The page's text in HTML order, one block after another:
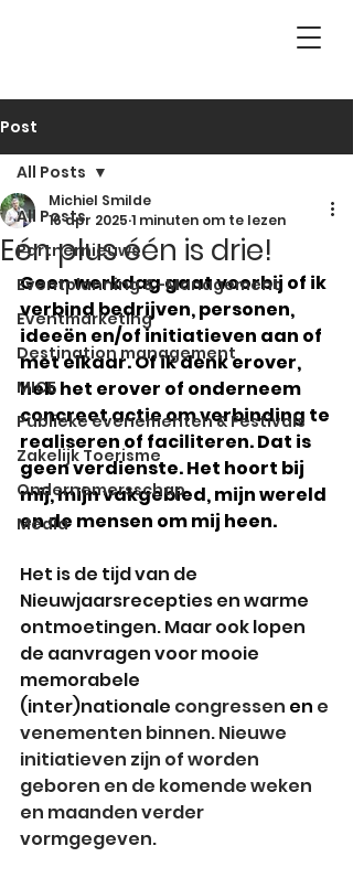
Post
All Posts
Partnernieuws
Eventplanning & -Management
Eventmarketing
Destination management
MICE
Publieke evenementen & Festivals
Zakelijk Toerisme
Ondernemersschap
Media
All Posts
Eén plus één is drie!
Michiel Smilde
16 apr 2025 1 minuten om te lezen
Geen werkdag gaat voorbij of ik
verbind bedrijven, personen,
ideeën en/of initiatieven aan of
met elkaar. Of ik denk erover,
heb het erover of onderneem
concreet actie om verbinding te
realiseren of faciliteren. Dat is
geen verdienste. Het hoort bij
mij, mijn vakgebied, mijn wereld
en de mensen om mij heen.
Het is de tijd van de
Nieuwjaarsrecepties en warme
ontmoetingen. Maar ook lopen
de aanvragen voor mooie
memorabele
(inter)nationale congressen en e
venementen binnen. Nieuwe
initiatieven zijn of worden
geboren en de komende weken
en maanden verder
vormgegeven.